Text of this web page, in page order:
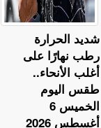
​شديد الحرارة
رطب نهارًا على
أغلب الأنحاء..
طقس اليوم
الخميس 6
أغسطس 2026